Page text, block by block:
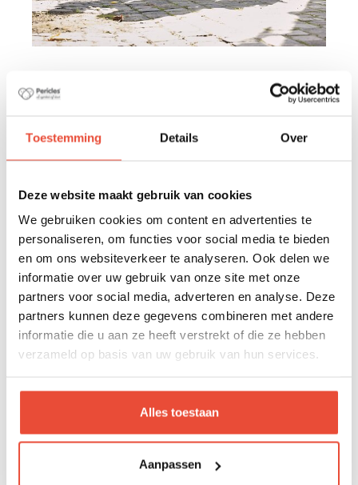
Toestemming Details Over
Deze website maakt gebruik van cookies
We gebruiken cookies om content en advertenties te
personaliseren, om functies voor social media te bieden
en om ons websiteverkeer te analyseren. Ook delen we
informatie over uw gebruik van onze site met onze
partners voor social media, adverteren en analyse. Deze
partners kunnen deze gegevens combineren met andere
informatie die u aan ze heeft verstrekt of die ze hebben
verzameld op basis van uw gebruik van hun services.
Alles toestaan
Aanpassen
Pericles
Het is onze missie om op een toegankelijke en
eenvoudige manier toekomstige ouders bij te
Door duurzame, kwalitatieve en doordachte
producten en advies aan te reiken.
Maar vooral door dat stapje verder te gaan en
mensen te helpen om in alle rust van hun huis
een warme thuis te maken.